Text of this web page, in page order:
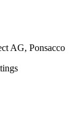
AG, Ponsacco